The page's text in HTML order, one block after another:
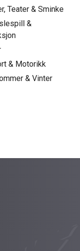
Teater & Sminke
&
& Motorikk
& Vinter